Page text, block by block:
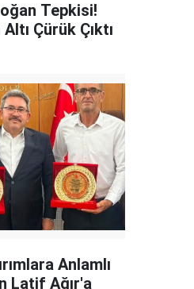
Tepkisi!
Çürük Çıktı
Anlamlı
Latif Ağır'a